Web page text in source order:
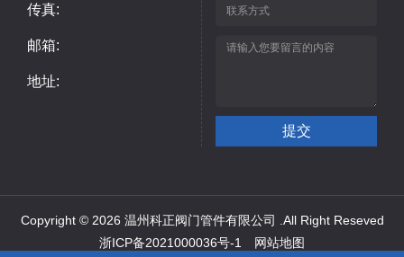
传真:
邮箱:
地址:
Copyright © 2026 温州科正阀门管件有限公司 .All Right Reseved
浙ICP备2021000036号-1
网站地图